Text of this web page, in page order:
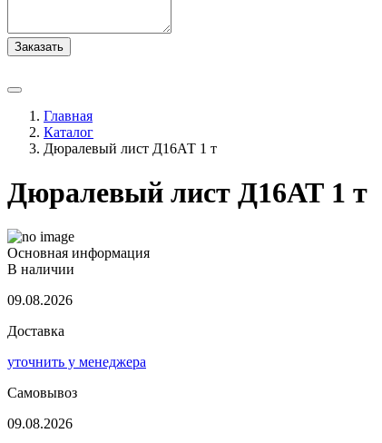
Заказать
Главная
Каталог
Дюралевый лист Д16АТ 1 т
Дюралевый лист Д16АТ 1 т
Основная информация
В наличии
09.08.2026
Доставка
уточнить у менеджера
Самовывоз
09.08.2026